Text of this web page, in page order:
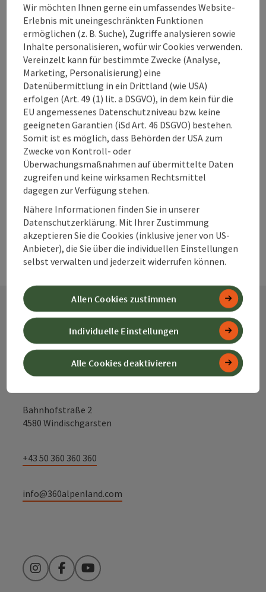
Kannst du
Unterkünfte im
360° Alpenland
direkt buchen?
Warum solltest
du deine
Unterkunft im
360° Alpenland
frühzeitig
buchen?
Kontakt
Alpenland Tourismus GmbH
Bahnhofstraße 2
4580 Windischgarsten
+43 50 360 360 360
info@360alpenland.com
InstagramFacebookYouTube
Wir möchten Ihnen gerne ein umfassendes Website-
Erlebnis mit uneingeschränkten Funktionen
ermöglichen (z. B. Suche), Zugriffe analysieren sowie
Inhalte personalisieren, wofür wir Cookies verwenden.
Vereinzelt kann für bestimmte Zwecke (Analyse,
Marketing, Personalisierung) eine
Datenübermittlung in ein Drittland (wie USA)
erfolgen (Art. 49 (1) lit. a DSGVO), in dem kein für die
EU angemessenes Datenschutzniveau bzw. keine
geeigneten Garantien (iSd Art. 46 DSGVO) bestehen.
Somit ist es möglich, dass Behörden der USA zum
Zwecke von Kontroll- oder
Überwachungsmaßnahmen auf übermittelte Daten
zugreifen und keine wirksamen Rechtsmittel
dagegen zur Verfügung stehen.
Nähere Informationen finden Sie in unserer
Datenschutzerklärung. Mit Ihrer Zustimmung
akzeptieren Sie die Cookies (inklusive jener von US-
Anbieter), die Sie über die individuellen Einstellungen
selbst verwalten und jederzeit widerrufen können.
Alle Cookies deaktivieren
Individuelle Einstellungen
Allen Cookies zustimmen